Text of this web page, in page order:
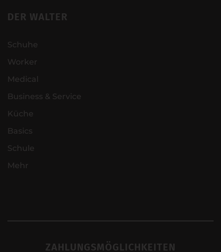
DER WALTER
Schuhe
Worker
Medical
Business & Service
Küche
Basics
Schule
Mehr
ZAHLUNGSMÖGLICHKEITEN